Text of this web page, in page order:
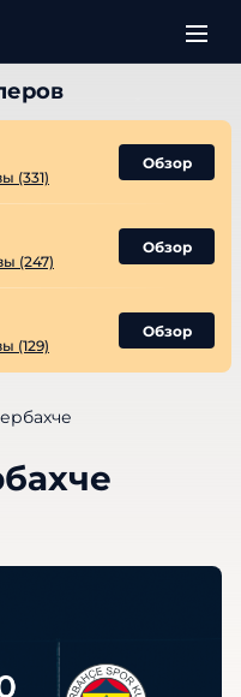
(331)
Обзор
(247)
Обзор
(129)
Обзор